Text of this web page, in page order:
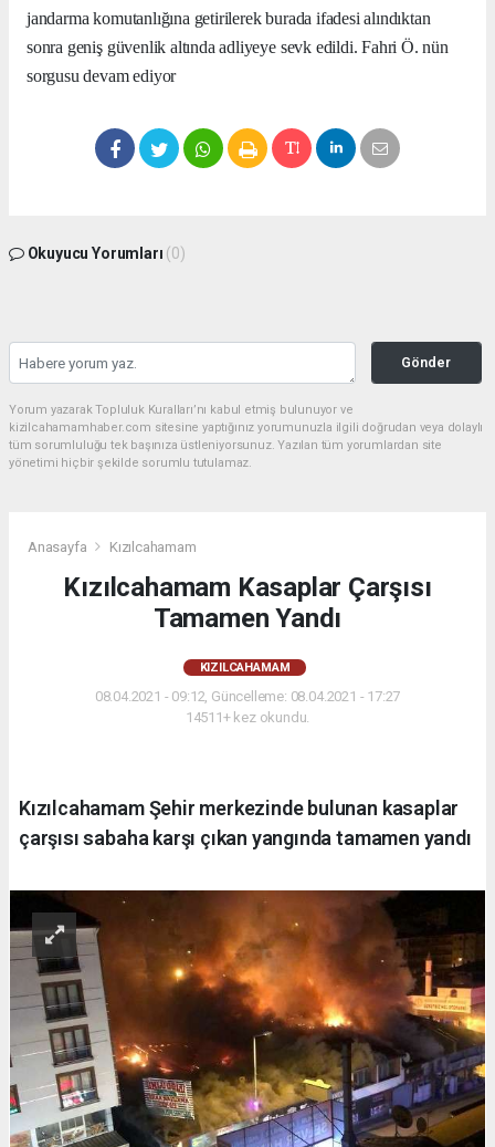
jandarma komutanlığına getirilerek burada ifadesi alındıktan
sonra geniş güvenlik altında adliyeye sevk edildi. Fahri Ö. nün
sorgusu devam ediyor
Okuyucu Yorumları (0)
Gönder
Yorum yazarak Topluluk Kuralları’nı kabul etmiş bulunuyor ve
kizilcahamamhaber.com sitesine yaptığınız yorumunuzla ilgili doğrudan veya dolaylı
tüm sorumluluğu tek başınıza üstleniyorsunuz. Yazılan tüm yorumlardan site
yönetimi hiçbir şekilde sorumlu tutulamaz.
Anasayfa Kızılcahamam
Kızılcahamam Kasaplar Çarşısı
Tamamen Yandı
KIZILCAHAMAM
08.04.2021 - 09:12, Güncelleme: 08.04.2021 - 17:27
14511+ kez okundu.
Kızılcahamam Şehir merkezinde bulunan kasaplar
çarşısı sabaha karşı çıkan yangında tamamen yandı